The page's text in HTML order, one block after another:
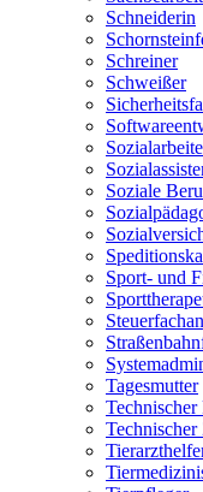
Schneiderin
Schreiner
Schweißer
Soziale
Sport- und
Tagesmutter
Technischer
Technischer